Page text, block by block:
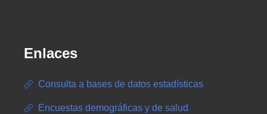
Enlaces
Consulta a bases de datos estadísticas
Encuestas demográficas y de salud